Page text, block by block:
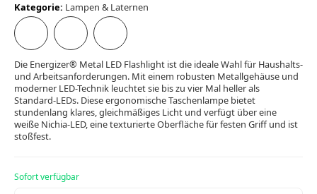
Kategorie: Lampen & Laternen
Die Energizer® Metal LED Flashlight ist die ideale Wahl für Haushalts-
und Arbeitsanforderungen. Mit einem robusten Metallgehäuse und
moderner LED-Technik leuchtet sie bis zu vier Mal heller als
Standard-LEDs. Diese ergonomische Taschenlampe bietet
stundenlang klares, gleichmäßiges Licht und verfügt über eine
weiße Nichia-LED, eine texturierte Oberfläche für festen Griff und ist
stoßfest.
Sofort verfügbar